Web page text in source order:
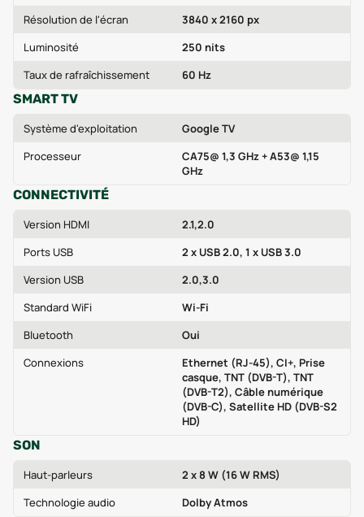
Résolution de l'écran
3840 x 2160 px
Luminosité
250 nits
Taux de rafraîchissement
60 Hz
SMART TV
Système d'exploitation
Google TV
Processeur
CA75@ 1,3 GHz + A53@ 1,15
GHz
CONNECTIVITÉ
Version HDMI
2.1,2.0
Ports USB
2 x USB 2.0, 1 x USB 3.0
Version USB
2.0,3.0
Standard WiFi
Wi‑Fi
Bluetooth
Oui
Connexions
Ethernet (RJ-45), CI+, Prise
casque, TNT (DVB-T), TNT
(DVB-T2), Câble numérique
(DVB-C), Satellite HD (DVB-S2
HD)
SON
Haut-parleurs
2 x 8 W (16 W RMS)
Technologie audio
Dolby Atmos